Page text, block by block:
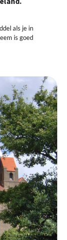
als je in
is goed